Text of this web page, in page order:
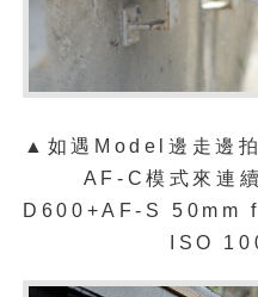
▲ 如遇 Model邊走邊
AF-C模式來連
D600+AF-S
ISO